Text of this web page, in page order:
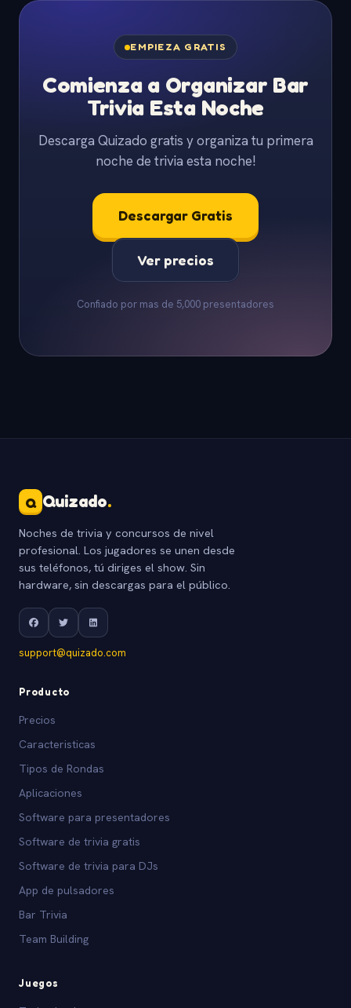
EMPIEZA GRATIS
Comienza a Organizar Bar
Trivia Esta Noche
Descarga Quizado gratis y organiza tu primera
noche de trivia esta noche!
Descargar Gratis
Ver precios
Confiado por mas de 5,000 presentadores
Q Quizado.
Noches de trivia y concursos de nivel
profesional. Los jugadores se unen desde
sus teléfonos, tú diriges el show. Sin
hardware, sin descargas para el público.
support@quizado.com
Producto
Precios
Caracteristicas
Tipos de Rondas
Aplicaciones
Software para presentadores
Software de trivia gratis
Software de trivia para DJs
App de pulsadores
Bar Trivia
Team Building
Juegos